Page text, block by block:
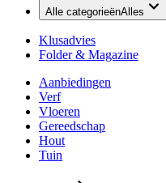
Alle categorieënAlles
Klusadvies
Folder & Magazine
Aanbiedingen
Verf
Vloeren
Gereedschap
Hout
Tuin